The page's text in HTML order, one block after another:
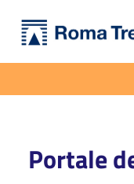
Roma Tre aderisce all’iniziativa nazionale “Le Università per Giulio Regeni” - Portale dello Studente
Portale
Header info sidebar